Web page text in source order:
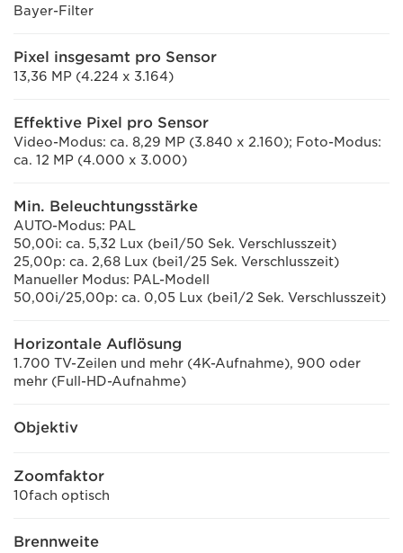
Bayer-Filter
Pixel insgesamt pro Sensor
13,36 MP (4.224 x 3.164)
Effektive Pixel pro Sensor
Video-Modus: ca. 8,29 MP (3.840 x 2.160); Foto-Modus:
ca. 12 MP (4.000 x 3.000)
Min. Beleuchtungsstärke
AUTO-Modus: PAL
50,00i: ca. 5,32 Lux (bei1/50 Sek. Verschlusszeit)
25,00p: ca. 2,68 Lux (bei1/25 Sek. Verschlusszeit)
Manueller Modus: PAL-Modell
50,00i/25,00p: ca. 0,05 Lux (bei1/2 Sek. Verschlusszeit)
Horizontale Auflösung
1.700 TV-Zeilen und mehr (4K-Aufnahme), 900 oder
mehr (Full-HD-Aufnahme)
Objektiv
Zoomfaktor
10fach optisch
Brennweite